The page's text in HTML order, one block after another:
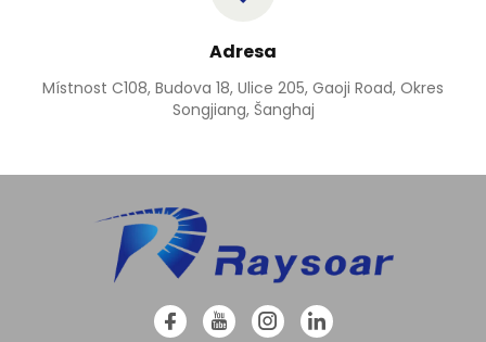
Adresa
Místnost C108, Budova 18, Ulice 205, Gaoji Road, Okres
Songjiang, Šanghaj